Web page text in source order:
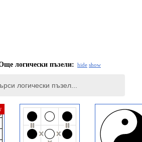
логически пъзели: hide show